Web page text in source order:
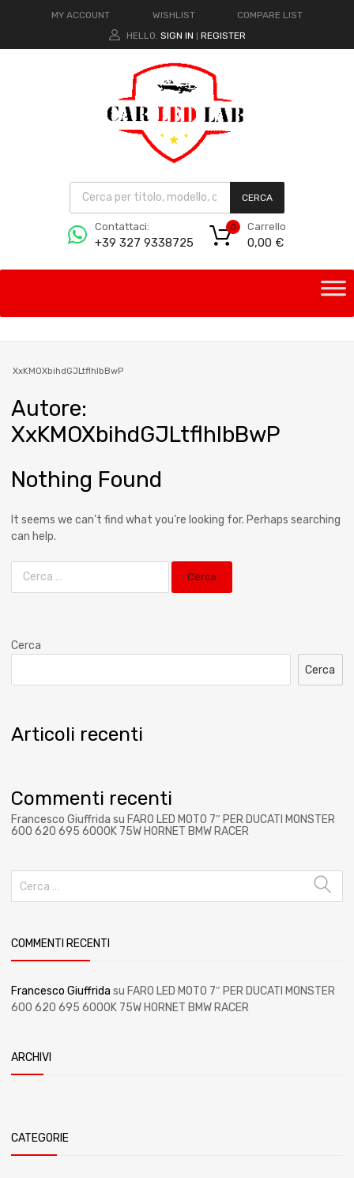
MY ACCOUNT WISHLIST
COMPARE LIST
HELLO. SIGN IN REGISTER
CERCA
Contattaci:
+39 327 9338725
Carrello
0,00 €
0
XxKMOXbihdGJLtflhIbBwP
Autore:
XxKMOXbihdGJLtflhIbBwP
Nothing Found
It seems we can’t find what you’re looking for. Perhaps searching
can help.
Cerca
Cerca
Articoli recenti
Commenti recenti
Francesco Giuffrida su FARO LED MOTO 7″ PER DUCATI MONSTER
600 620 695 6000K 75W HORNET BMW RACER
COMMENTI RECENTI
Francesco Giuffrida su FARO LED MOTO 7″ PER DUCATI MONSTER
600 620 695 6000K 75W HORNET BMW RACER
ARCHIVI
CATEGORIE